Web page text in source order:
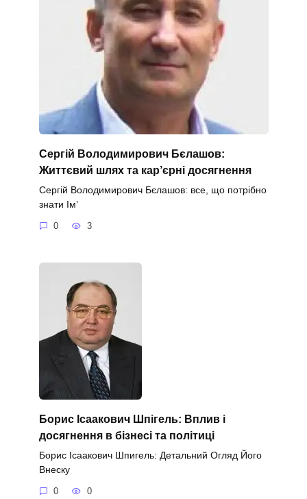
Сергій Володимирович Бєлашов:
Життєвий шлях та кар’єрні досягнення
Сергій Володимирович Бєлашов: все, що потрібно
знати Ім’
0 3
Борис Ісаакович Шпігель: Вплив і
досягнення в бізнесі та політиці
Борис Ісаакович Шпигель: Детальний Огляд Його
Внеску
0 0